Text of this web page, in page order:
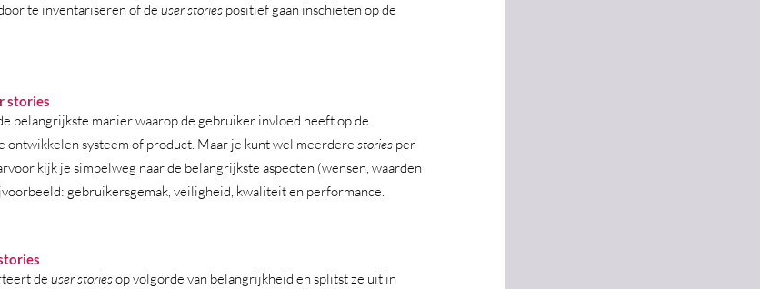
te inventariseren of de user stories positief gaan inschieten op de
stories
belangrijkste manier waarop de gebruiker invloed heeft op de
ontwikkelen systeem of product. Maar je kunt wel meerdere stories per
kijk je simpelweg naar de belangrijkste aspecten (wensen, waarden
gebruikersgemak, veiligheid, kwaliteit en performance.
de user stories op volgorde van belangrijkheid en splitst ze uit in